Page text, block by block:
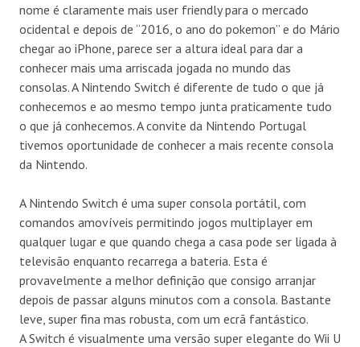
nome é claramente mais user friendly para o mercado
ocidental e depois de “2016, o ano do pokemon” e do Mário
chegar ao iPhone, parece ser a altura ideal para dar a
conhecer mais uma arriscada jogada no mundo das
consolas. A Nintendo Switch é diferente de tudo o que já
conhecemos e ao mesmo tempo junta praticamente tudo
o que já conhecemos. A convite da Nintendo Portugal
tivemos oportunidade de conhecer a mais recente consola
da Nintendo.
A Nintendo Switch é uma super consola portátil, com
comandos amovíveis permitindo jogos multiplayer em
qualquer lugar e que quando chega a casa pode ser ligada à
televisão enquanto recarrega a bateria. Esta é
provavelmente a melhor definição que consigo arranjar
depois de passar alguns minutos com a consola. Bastante
leve, super fina mas robusta, com um ecrã fantástico.
A Switch é visualmente uma versão super elegante do Wii U